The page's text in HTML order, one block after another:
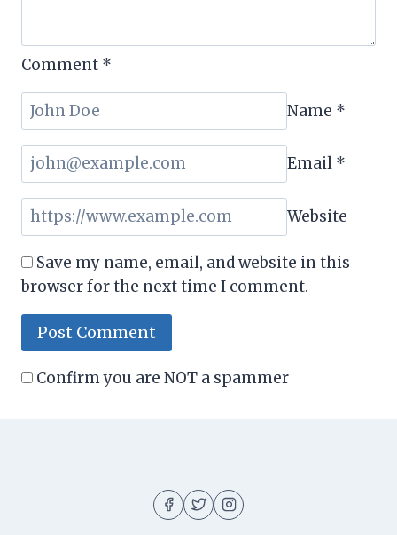
Comment *
Name *
Email *
Website
Save my name, email, and website in this
browser for the next time I comment.
Confirm you are NOT a spammer